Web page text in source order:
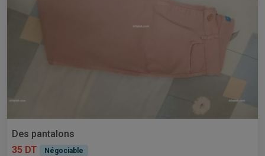
Des pantalons
35 DT
Négociable